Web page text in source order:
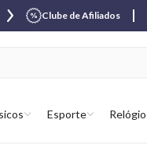
Clube de Afiliados
Esporte